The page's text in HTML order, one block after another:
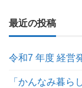
最近の投稿
令和7 年度 経営
「かんなみ暮ら